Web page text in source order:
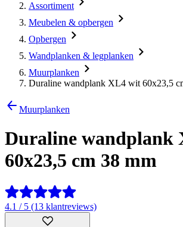
Assortiment
Meubelen & opbergen
Opbergen
Wandplanken & legplanken
Muurplanken
Duraline wandplank XL4 wit 60x23,5
Muurplanken
Duraline wandplank
60x23,5 cm 38 mm
4.1 / 5 (13 klantreviews)